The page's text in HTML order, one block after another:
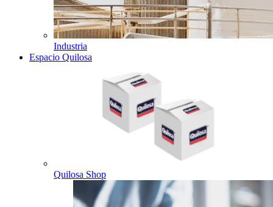
Industria
Espacio Quilosa
Quilosa Shop